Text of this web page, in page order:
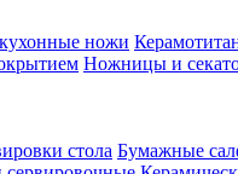
ножи
Ножницы и
стола Бумажные